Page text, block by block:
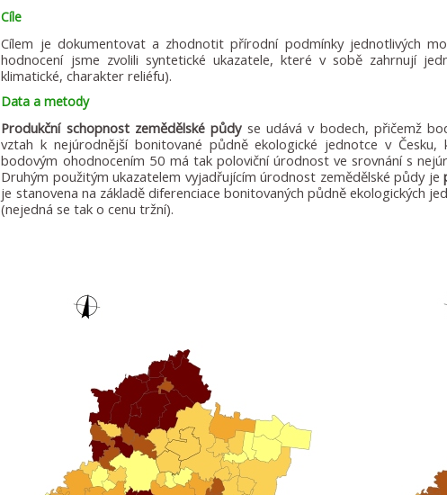
Cíle
Cílem je dokumentovat a zhodnotit přírodní podmínky jednotlivých
hodnocení jsme zvolili syntetické ukazatele, které v sobě zahrnují
klimatické, charakter reliéfu).
Data a metody
Produkční schopnost zemědělské půdyse udává v bodech, přičemž
vztah k nejúrodnější bonitované půdně ekologické jednotce v
bodovým ohodnocením 50 má tak poloviční úrodnost ve srovnání s
Druhým použitým ukazatelem vyjadřujícím úrodnost zemědělské půdy je
je stanovena na základě diferenciace bonitovaných půdně ekologických
(nejedná se tak o cenu tržní).